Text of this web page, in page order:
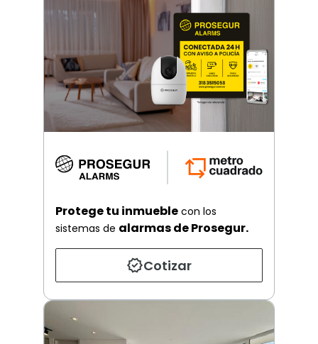
Protege tu inmueble con los
sistemas de alarmas de Prosegur.
Cotizar